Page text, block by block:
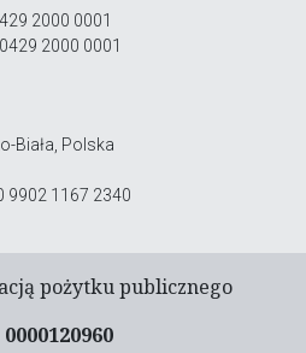
2000 0001
2000 0001
Biała, Polska
9902 1167 2340
pożytku publicznego
0000120960